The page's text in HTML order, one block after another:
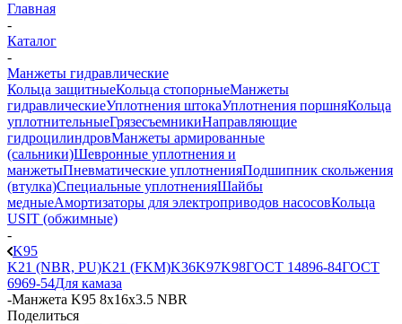
Главная
-
Каталог
-
Манжеты гидравлические
Кольца защитныеКольца стопорныеМанжеты
гидравлическиеУплотнения штокаУплотнения поршняКольца
уплотнительныеГрязесъемникиНаправляющие
гидроцилиндровМанжеты армированные
(сальники)Шевронные уплотнения и
манжетыПневматические уплотненияПодшипник скольжения
(втулка)Специальные уплотненияШайбы
медныеАмортизаторы для электроприводов насосовКольца
USIT (обжимные)
-
K95
K21 (NBR, PU)K21 (FKM)K36K97K98ГОСТ 14896-84ГОСТ
6969-54Для камаза
-Манжета K95 8x16x3.5 NBR
Поделиться